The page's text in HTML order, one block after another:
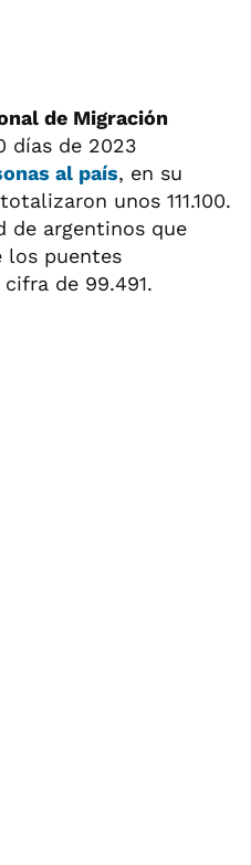
de Migración
días de 2023
al país, en su
unos 111.100.
de argentinos que
los puentes
de 99.491.